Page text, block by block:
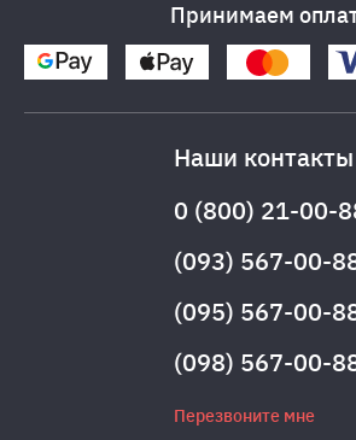
Принимаем
Наши контакты
0 (800) 21-00-
(093) 567-00-
(095) 567-00-
(098) 567-00-
Перезвоните мне